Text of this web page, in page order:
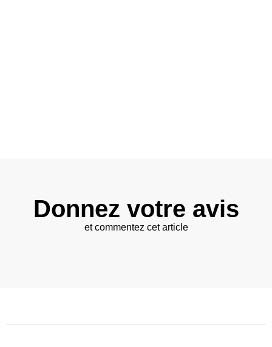
Donnez votre avis
et commentez cet article